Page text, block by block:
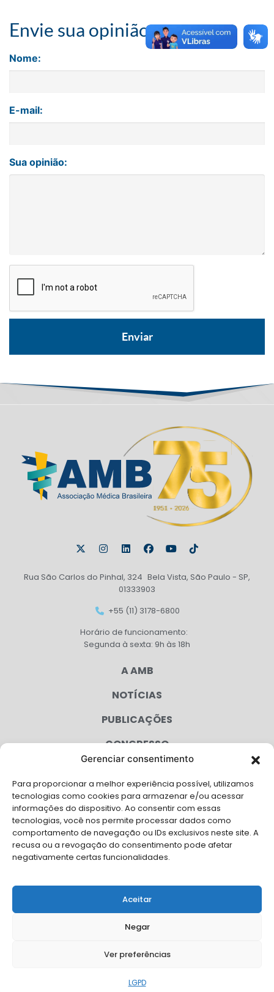
Gerenciar consentimento
Para proporcionar a melhor experiência possível, utilizamos
tecnologias como cookies para armazenar e/ou acessar
informações do dispositivo. Ao consentir com essas
tecnologias, você nos permite processar dados como
comportamento de navegação ou IDs exclusivos neste site. A
recusa ou a revogação do consentimento pode afetar
negativamente certas funcionalidades.
Aceitar
Negar
Ver preferências
LGPD
Envie sua opinião
Nome:
E-mail:
Sua opinião:
Rua São Carlos do Pinhal, 324 Bela Vista, São Paulo - SP,
01333903
+55 (11) 3178-6800
Horário de funcionamento:
Segunda à sexta: 9h às 18h
A AMB
NOTÍCIAS
PUBLICAÇÕES
CONGRESSO
CAMPANHAS
SERVIÇOS
FILIADAS
FALE CONOSCO
Solicite Apoio Institucional da AMB para o seu evento